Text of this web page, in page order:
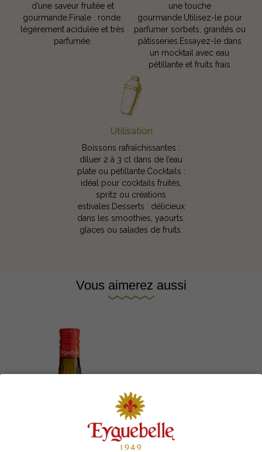
d’une saveur fruitée et
gourmande.Finale : ronde.
légèrement acidulée et très
parfumée.
une touche
gourmande.Utilisez-le pour
parfumer sorbets, granités ou
pâtisseries.Essayez-le dans
un mocktail avec eau
pétillante et fruits frais
Utilisation
Boissons rafraîchissantes :
diluer 2 à 3 cl dans de l’eau
plate ou pétillante.Cocktails :
idéal pour cocktails fruités,
spritz ou créations
estivales.Desserts : délicieux
dans les smoothies, yaourts,
glaces ou salades de fruits.
Vous aimerez aussi